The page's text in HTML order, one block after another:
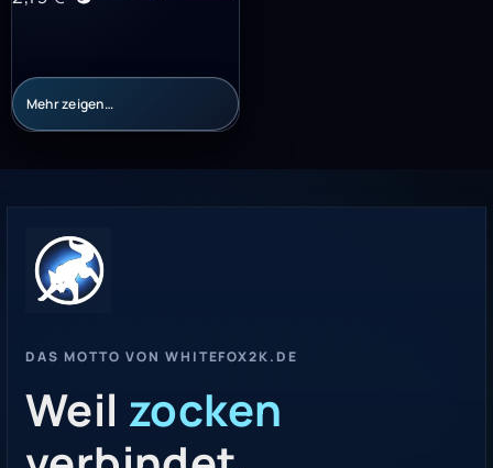
Mehr zeigen…
DAS MOTTO VON WHITEFOX2K.DE
Weil zocken